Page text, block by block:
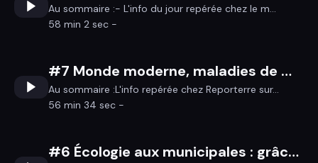
Au sommaire :- L'info du jour repérée chez le m...
58 min 2 sec -
#7 Monde moderne, maladies de merde !
Au sommaire :L'info repérée chez Reporterre sur...
56 min 34 sec -
#6 Écologie aux municipales : grâce aux militants et chercheurs... ça pousse !